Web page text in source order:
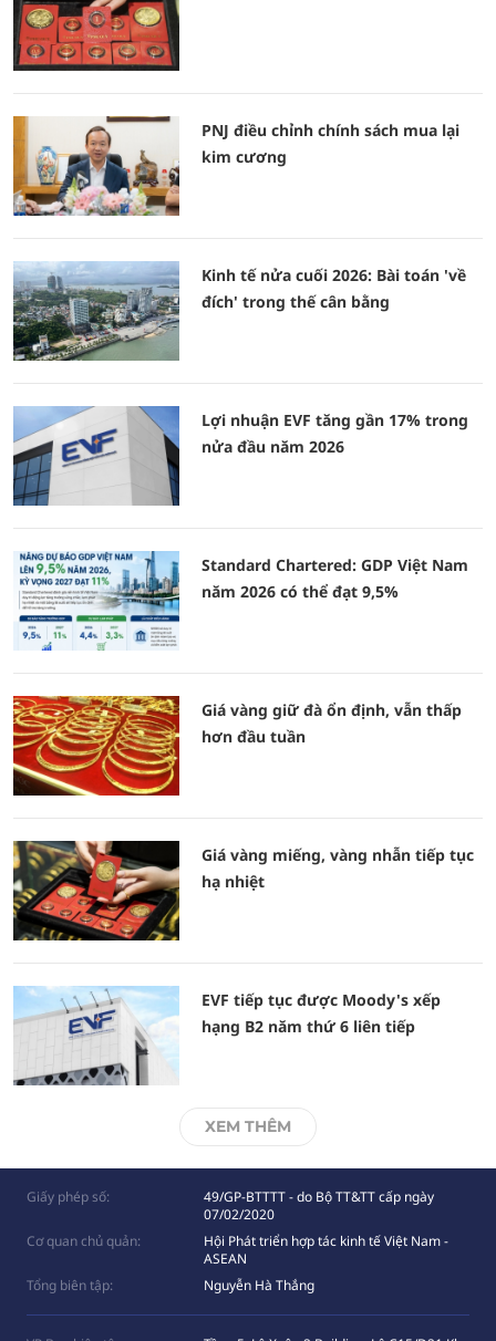
PNJ điều chỉnh chính sách mua lại
kim cương
Kinh tế nửa cuối 2026: Bài toán 'về
đích' trong thế cân bằng
Lợi nhuận EVF tăng gần 17% trong
nửa đầu năm 2026
Standard Chartered: GDP Việt Nam
năm 2026 có thể đạt 9,5%
Giá vàng giữ đà ổn định, vẫn thấp
hơn đầu tuần
Giá vàng miếng, vàng nhẫn tiếp tục
hạ nhiệt
EVF tiếp tục được Moody's xếp
hạng B2 năm thứ 6 liên tiếp
XEM THÊM
Giấy phép số:
49/GP-BTTTT - do Bộ TT&TT cấp ngày
07/02/2020
Cơ quan chủ quản:
Hội Phát triển hợp tác kinh tế Việt Nam -
ASEAN
Tổng biên tập:
Nguyễn Hà Thắng